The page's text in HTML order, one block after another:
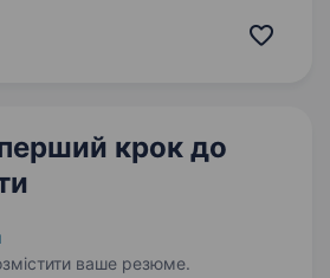
мережі «Аптека 9−1−1»!
крок до
ваше резюме.